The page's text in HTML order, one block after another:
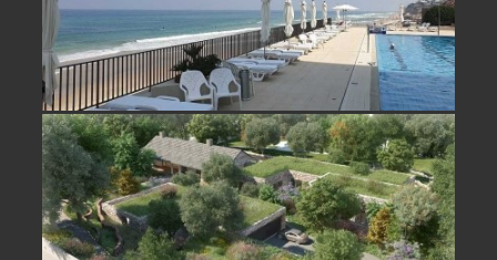
נחלה למכירה ברשפון, נדירה ובמיקום
ייחודי- נמכר